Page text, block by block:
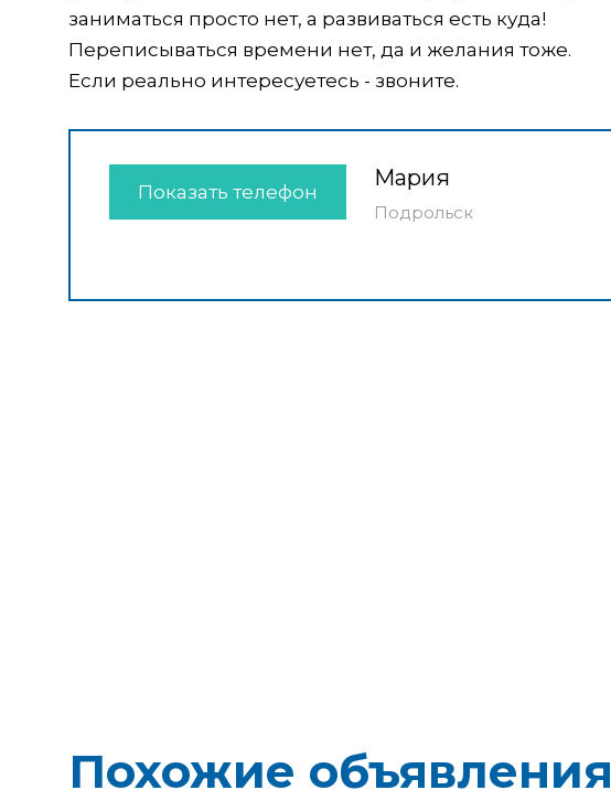
заниматься просто нет, а развиваться есть куда!
Переписываться времени нет, да и желания тоже.
Если реально интересуетесь - звоните.
Показать телефон
Мария
Подрольск
Похожие объявления